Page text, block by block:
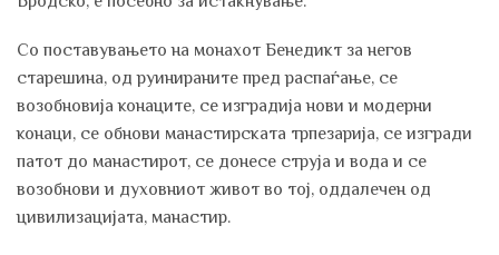
Со поставувањето на монахот Бенедикт за негов
старешина, од руинираните пред распаѓање, се
возобновија конаците, се изградија нови и модерни
конаци, се обнови манастирската трпезарија, се изгради
патот до манастирот, се донесе струја и вода и се
возобнови и духовниот живот во тој, оддалечен од
цивилизацијата, манастир.